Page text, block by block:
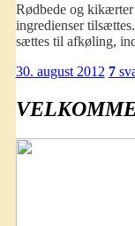
Rødbede og kikærter
ingredienser
sættes til afkøling,
30. august 2012 7